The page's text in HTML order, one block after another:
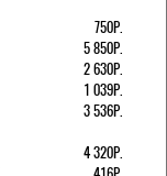
750Р.
5 850Р.
2 630Р.
1 039Р.
3 536Р.
4 320Р.